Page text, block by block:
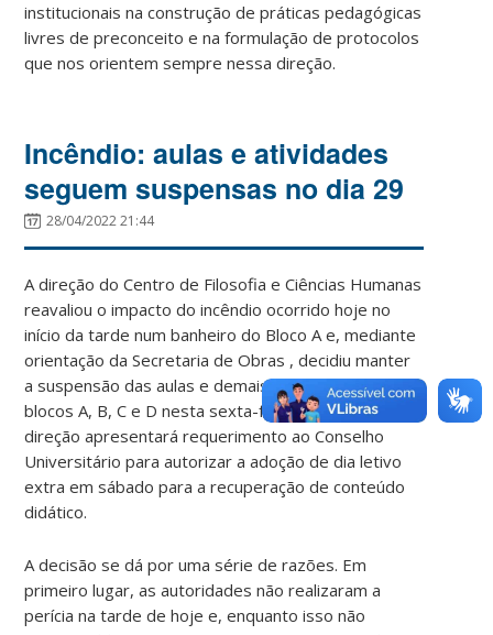
institucionais na construção de práticas pedagógicas
livres de preconceito e na formulação de protocolos
que nos orientem sempre nessa direção.
Incêndio: aulas e atividades
seguem suspensas no dia 29
28/04/2022 21:44
A direção do Centro de Filosofia e Ciências Humanas
reavaliou o impacto do incêndio ocorrido hoje no
início da tarde num banheiro do Bloco A e, mediante
orientação da Secretaria de Obras , decidiu manter
a suspensão das aulas e demais atividades dos
blocos A, B, C e D nesta sexta-feira, dia 29. A
direção apresentará requerimento ao Conselho
Universitário para autorizar a adoção de dia letivo
extra em sábado para a recuperação de conteúdo
didático.
A decisão se dá por uma série de razões. Em
primeiro lugar, as autoridades não realizaram a
perícia na tarde de hoje e, enquanto isso não